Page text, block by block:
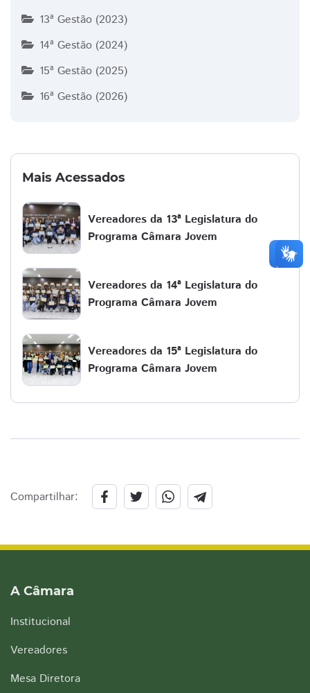
13ª Gestão (2023)
14ª Gestão (2024)
15ª Gestão (2025)
16ª Gestão (2026)
Mais Acessados
Vereadores da 13ª Legislatura do
Programa Câmara Jovem
Vereadores da 14ª Legislatura do
Programa Câmara Jovem
Vereadores da 15ª Legislatura do
Programa Câmara Jovem
Compartilhar:
A Câmara
Institucional
Vereadores
Mesa Diretora